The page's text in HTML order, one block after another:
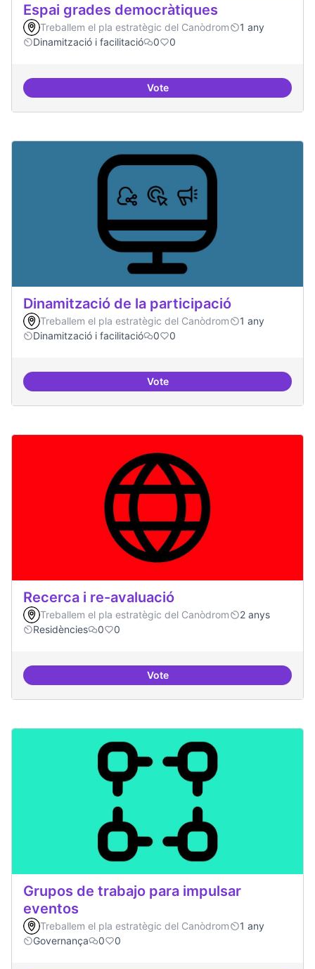
Espai grades democràtiques
Treballem el pla estratègic del Canòdrom
1 any
Dinamització i facilitació
0 0
VoteEspai grades democràtiques
Dinamització de la participació
Treballem el pla estratègic del Canòdrom
1 any
Dinamització i facilitació
0 0
VoteDinamització de la participació
Recerca i re-avaluació
Treballem el pla estratègic del Canòdrom
2 anys
Residències
0 0
VoteRecerca i re-avaluació
Grupos de trabajo para impulsar
eventos
Treballem el pla estratègic del Canòdrom
1 any
Governança
0 0